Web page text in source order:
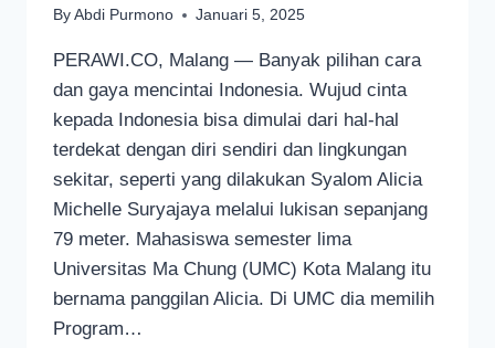
By Abdi Purmono Januari 5, 2025
PERAWI.CO, Malang — Banyak pilihan cara
dan gaya mencintai Indonesia. Wujud cinta
kepada Indonesia bisa dimulai dari hal-hal
terdekat dengan diri sendiri dan lingkungan
sekitar, seperti yang dilakukan Syalom Alicia
Michelle Suryajaya melalui lukisan sepanjang
79 meter. Mahasiswa semester lima
Universitas Ma Chung (UMC) Kota Malang itu
bernama panggilan Alicia. Di UMC dia memilih
Program…